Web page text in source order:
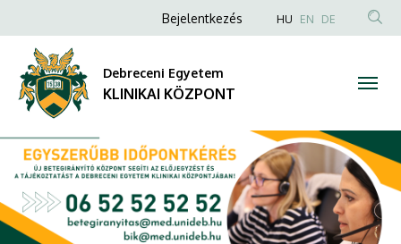
KÖZPONT
Anonim
fiók
menüje
Bejelentkezés HU EN DE
Debreceni Egyetem
KLINIKAI KÖZPONT
DIAVETÍTÉS